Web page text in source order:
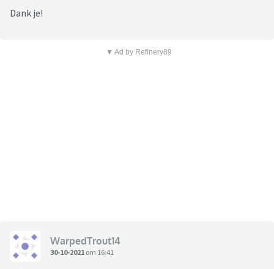
Dank je!
▼ Ad by Refinery89
WarpedTrout14
30-10-2021 om 16:41